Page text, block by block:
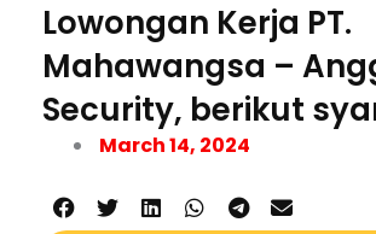
Lowongan Kerja PT.
Mahawangsa –
Security, berikut
March 14, 2024